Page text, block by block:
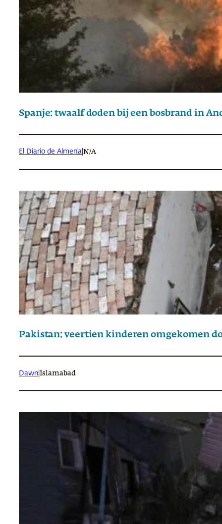
Spanje: twaalf doden bij een bosbrand in
El Diario de Almería N/A
Pakistan: veertien kinderen omgekomen
Dawn Islamabad